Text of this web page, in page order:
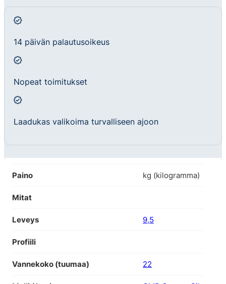
14 päivän palautusoikeus
Nopeat toimitukset
Laadukas valikoima turvalliseen ajoon
Paino kg (kilogramma)
Mitat
Leveys 9,5
Profiili
Vannekoko (tuumaa) 22